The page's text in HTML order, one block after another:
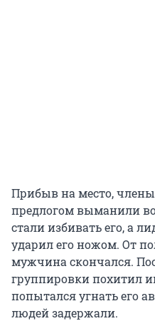
Прибыв на место,
предлогом выманили
стали избивать его, а
ударил его ножом. От
мужчина скончался.
группировки похитил
попытался угнать его
людей задержали.